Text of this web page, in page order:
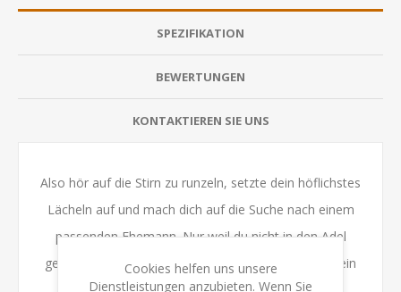
SPEZIFIKATION
BEWERTUNGEN
KONTAKTIEREN SIE UNS
Also hör auf die Stirn zu runzeln, setzte dein höflichstes
Lächeln auf und mach dich auf die Suche nach einem
passenden Ehemann. Nur weil du nicht in den Adel
geboren wurdest, heißt das nicht, dass du nicht hinein
Cookies helfen uns unsere
Dienstleistungen anzubieten. Wenn Sie